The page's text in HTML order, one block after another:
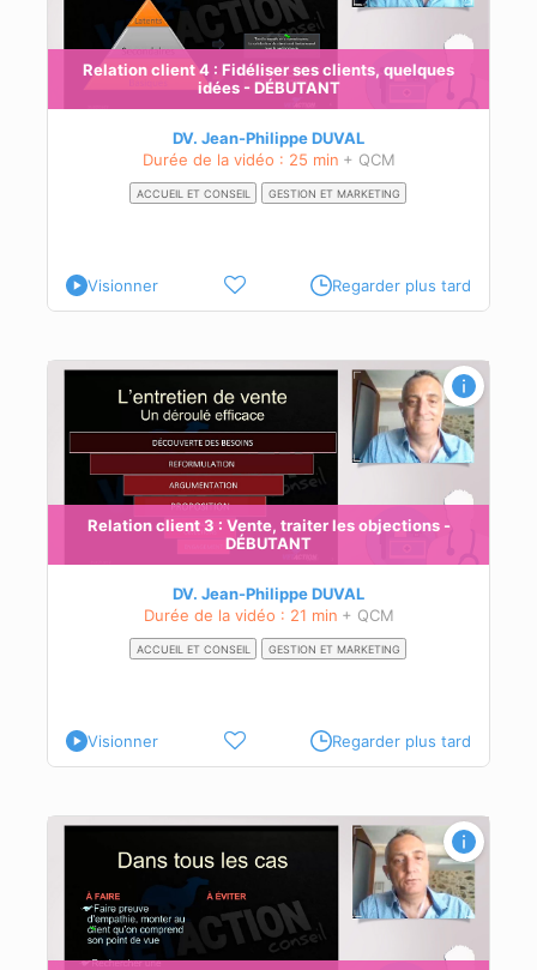
Relation client 4 : Fidéliser ses clients, quelques
idées - DÉBUTANT
DV. Jean-Philippe DUVAL
Durée de la vidéo : 25 min + QCM
ACCUEIL ET CONSEIL GESTION ET MARKETING
Visionner Regarder plus tard
Relation client 3 : Vente, traiter les objections -
DÉBUTANT
DV. Jean-Philippe DUVAL
Durée de la vidéo : 21 min + QCM
ACCUEIL ET CONSEIL GESTION ET MARKETING
Visionner Regarder plus tard